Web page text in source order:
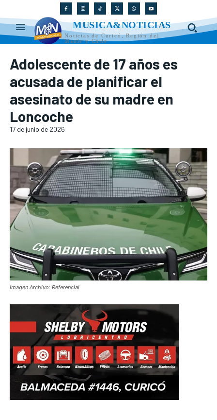
MUSICA&NOTICIAS
Noticias de Curicó, Región del
Maule y Chile
Adolescente de 17 años es
acusada de planificar el
asesinato de su madre en
Loncoche
17 de junio de 2026
Imagen Archivo: Referencial